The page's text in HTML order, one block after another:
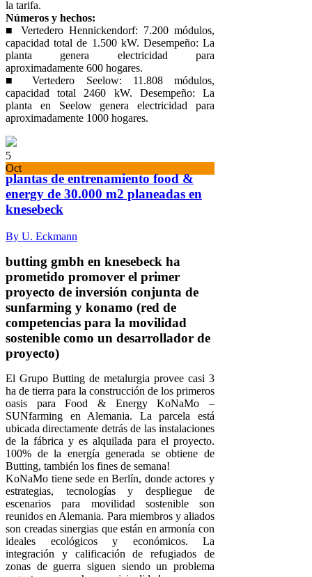
la tarifa.
Números y hechos:
■ Vertedero Hennickendorf: 7.200 módulos,
capacidad total de 1.500 kW. Desempeño: La
planta genera electricidad para
aproximadamente 600 hogares.
■ Vertedero Seelow: 11.808 módulos,
capacidad total 2460 kW. Desempeño: La
planta en Seelow genera electricidad para
aproximadamente 1000 hogares.
5
Oct
plantas de entrenamiento food &
energy de 30.000 m2 planeadas en
knesebeck
By U. Eckmann
butting gmbh en knesebeck ha
prometido promover el primer
proyecto de inversión conjunta de
sunfarming y konamo (red de
competencias para la movilidad
sostenible como un desarrollador de
proyecto)
El Grupo Butting de metalurgia provee casi 3
ha de tierra para la construcción de los primeros
oasis para Food & Energy KoNaMo –
SUNfarming en Alemania. La parcela está
ubicada directamente detrás de las instalaciones
de la fábrica y es alquilada para el proyecto.
100% de la energía generada se obtiene de
Butting, también los fines de semana!
KoNaMo tiene sede en Berlín, donde actores y
estrategias, tecnologías y despliegue de
escenarios para movilidad sostenible son
reunidos en Alemania. Para miembros y aliados
son creadas sinergias que están en armonía con
ideales ecológicos y económicos. La
integración y calificación de refugiados de
zonas de guerra siguen siendo un problema